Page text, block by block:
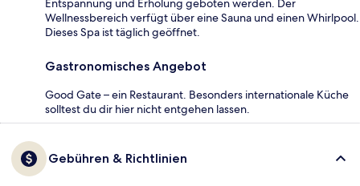
Entspannung und Erholung geboten werden. Der
Wellnessbereich verfügt über eine Sauna und einen Whirlpool.
Dieses Spa ist täglich geöffnet.
Gastronomisches Angebot
Good Gate – ein Restaurant. Besonders internationale Küche
solltest du dir hier nicht entgehen lassen.
Gebühren & Richtlinien